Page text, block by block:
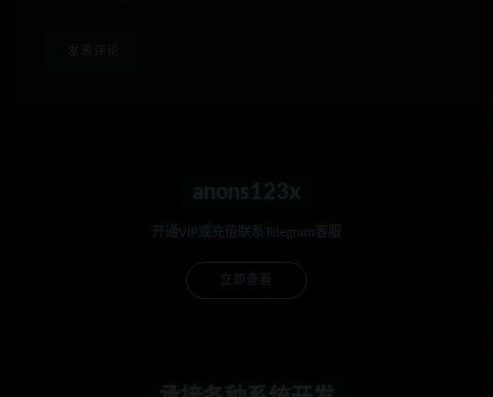
anons123x
开通VIP或充值联系Telegram客服
立即查看